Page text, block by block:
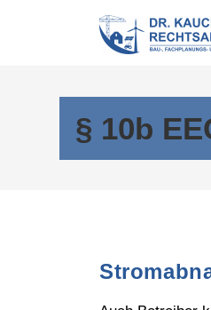
§ 10b